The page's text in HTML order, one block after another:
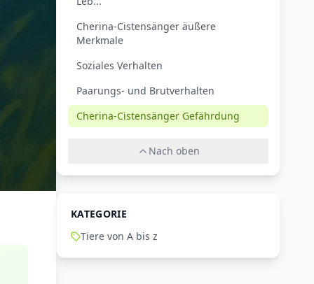
Cherina-Cistensänger äußere
Merkmale
Soziales Verhalten
Paarungs- und Brutverhalten
Cherina-Cistensänger Gefährdung
Nach oben
KATEGORIE
Tiere von A bis z